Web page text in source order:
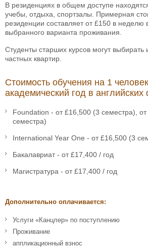
В резиденциях в общем доступе
учебы, отдыха, спортзалы. Примерная
резиденции составляет от £150 в неделю
выбранного варианта проживания.
Студенты старших курсов могут выбирать
частных квартир.
Стоимость обучения на 1
академический год в английских
Foundation - от £16,500 (3 семестра),
семестра)
International Year One - от £16,500 (3
Бакалавриат - от £17,400 / год
Магистратура - от £17,400 / год
Дополнительно оплачивается:
Услуги «Канцлер» по поступлению
Проживание
аппликационный взнос